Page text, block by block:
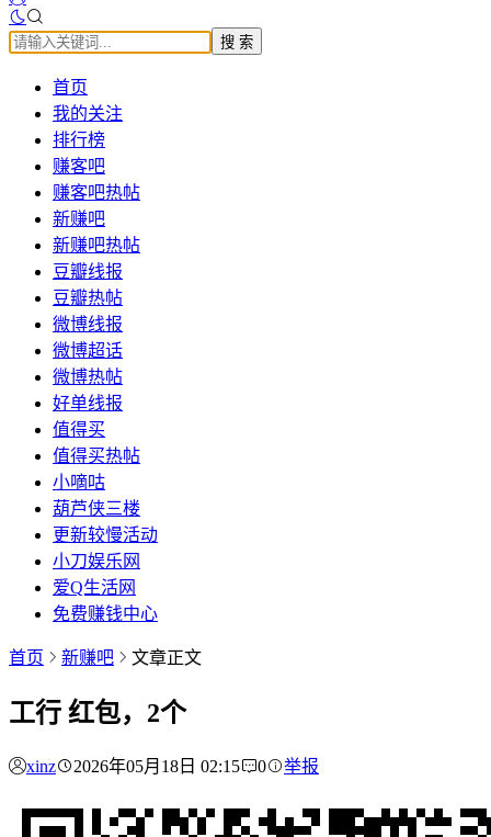
搜 索
首页
我的关注
排行榜
赚客吧
赚客吧热帖
新赚吧
新赚吧热帖
豆瓣线报
豆瓣热帖
微博线报
微博超话
微博热帖
好单线报
值得买
值得买热帖
小嘀咕
葫芦侠三楼
更新较慢活动
小刀娱乐网
爱Q生活网
免费赚钱中心
首页 新赚吧 文章正文
工行 红包，2个
xinz 2026年05月18日 02:15 0 举报